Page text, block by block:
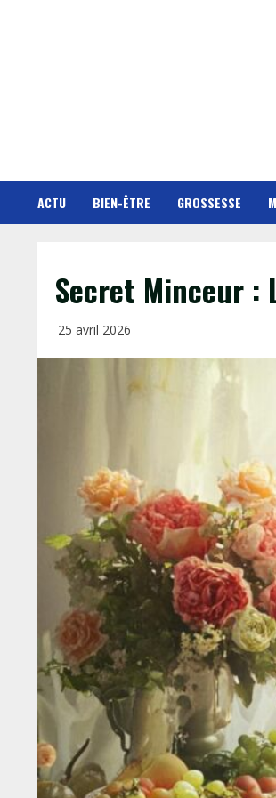
ACTU BIEN-ÊTRE GROSSESSE
Secret Minceur :
25 avril 2026